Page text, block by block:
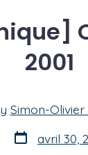
2001
Simon-Olivier
Post
date
avril 30,